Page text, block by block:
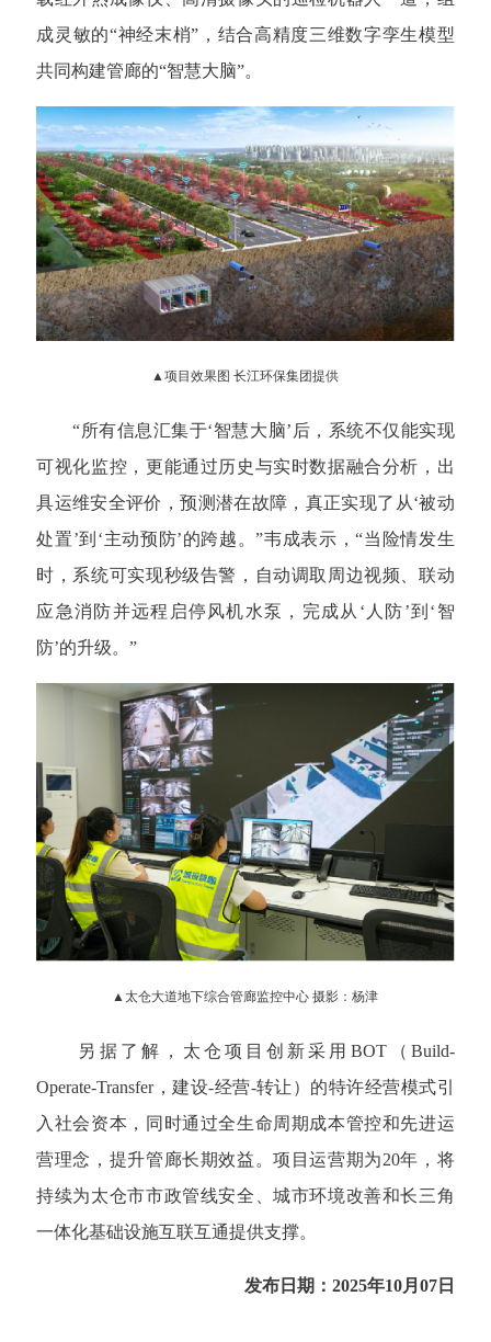
成灵敏的“神经末梢”，结合高精度三维数字孪生模型
共同构建管廊的“智慧大脑”。
▲项目效果图 长江环保集团提供
“所有信息汇集于‘智慧大脑’后，系统不仅能实现
可视化监控，更能通过历史与实时数据融合分析，出
具运维安全评价，预测潜在故障，真正实现了从‘被动
处置’到‘主动预防’的跨越。”韦成表示，“当险情发生
时，系统可实现秒级告警，自动调取周边视频、联动
应急消防并远程启停风机水泵，完成从‘人防’到‘智
防’的升级。”
▲太仓大道地下综合管廊监控中心 摄影：杨津
另据了解，太仓项目创新采用BOT（Build-
Operate-Transfer，建设-经营-转让）的特许经营模式引
入社会资本，同时通过全生命周期成本管控和先进运
营理念，提升管廊长期效益。项目运营期为20年，将
持续为太仓市市政管线安全、城市环境改善和长三角
一体化基础设施互联互通提供支撑。
发布日期：2025年10月07日